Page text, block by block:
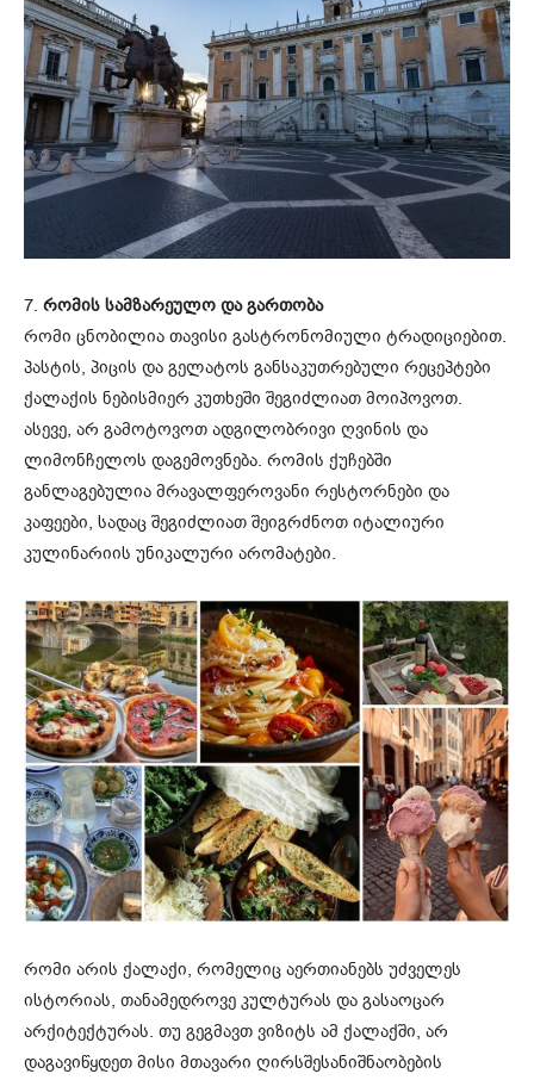
7. რომის სამზარეულო და გართობა
რომი ცნობილია თავისი გასტრონომიული ტრადიციებით.
პასტის, პიცის და გელატოს განსაკუთრებული რეცეპტები
ქალაქის ნებისმიერ კუთხეში შეგიძლიათ მოიპოვოთ.
ასევე, არ გამოტოვოთ ადგილობრივი ღვინის და
ლიმონჩელოს დაგემოვნება. რომის ქუჩებში
განლაგებულია მრავალფეროვანი რესტორნები და
კაფეები, სადაც შეგიძლიათ შეიგრძნოთ იტალიური
კულინარიის უნიკალური არომატები.
რომი არის ქალაქი, რომელიც აერთიანებს უძველეს
ისტორიას, თანამედროვე კულტურას და გასაოცარ
არქიტექტურას. თუ გეგმავთ ვიზიტს ამ ქალაქში, არ
დაგავიწყდეთ მისი მთავარი ღირსშესანიშნაობების